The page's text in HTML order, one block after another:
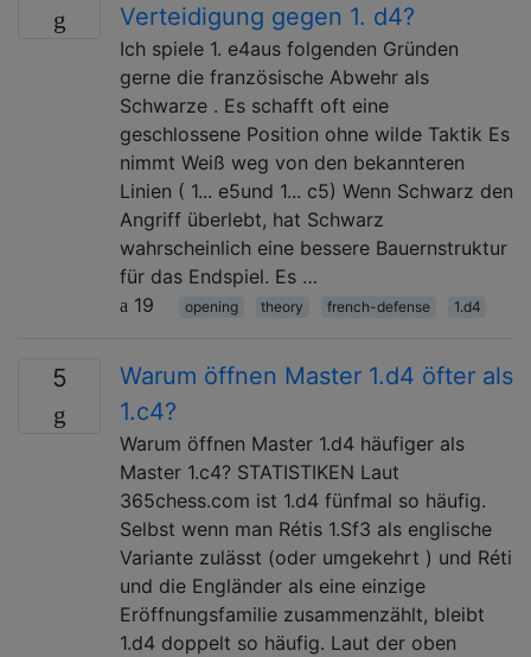
Verteidigung gegen 1. d4?
Ich spiele 1. e4aus folgenden Gründen
gerne die französische Abwehr als
Schwarze . Es schafft oft eine
geschlossene Position ohne wilde Taktik Es
nimmt Weiß weg von den bekannteren
Linien ( 1... e5und 1... c5) Wenn Schwarz den
Angriff überlebt, hat Schwarz
wahrscheinlich eine bessere Bauernstruktur
für das Endspiel. Es …
19
opening theory french-defense 1.d4
5
Warum öffnen Master 1.d4 öfter als
1.c4?
Warum öffnen Master 1.d4 häufiger als
Master 1.c4? STATISTIKEN Laut
365chess.com ist 1.d4 fünfmal so häufig.
Selbst wenn man Rétis 1.Sf3 als englische
Variante zulässt (oder umgekehrt ) und Réti
und die Engländer als eine einzige
Eröffnungsfamilie zusammenzählt, bleibt
1.d4 doppelt so häufig. Laut der oben